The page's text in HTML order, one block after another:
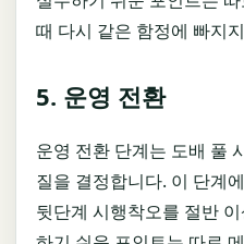
때 다시 같은 함정에 빠지
5. 운영 전환
운영 전환 단계는 도배 풀
질을 결정합니다. 이 단계
뒷단계 시행착오를 절반